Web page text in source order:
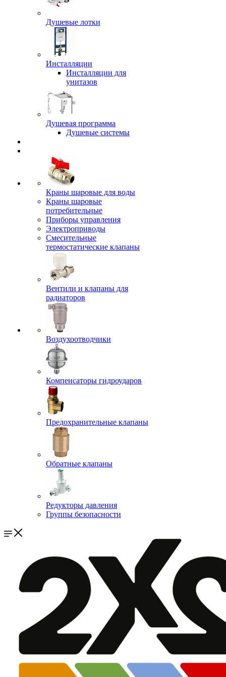
Душевые лотки
Инсталляции
Инсталляции для
унитазов
Душевая программа
Душевые системы
Краны шаровые для воды
Краны шаровые
потребительные
Приборы управления
Электроприводы
Смесительные
термостатические клапаны
Вентили и клапаны для
радиаторов
Воздухоотводчики
Компенсаторы гидроударов
Предохранительные клапаны
Обратные клапаны
Редукторы давления
Группы безопасности